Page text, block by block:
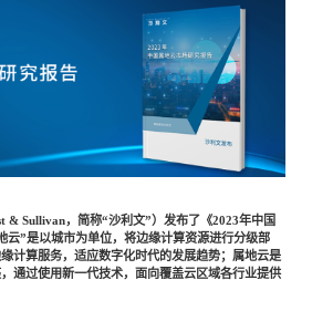
跨境电商贸易
环保节能科技
农林牧渔
& Sullivan，简称“沙利文”）发布了《2023年中国
云”是以城市为单位，将边缘计算资源进行分级部
计算服务，适应数字化时代的发展趋势；属地云是
通过使用新一代技术，面向覆盖云区域各行业提供